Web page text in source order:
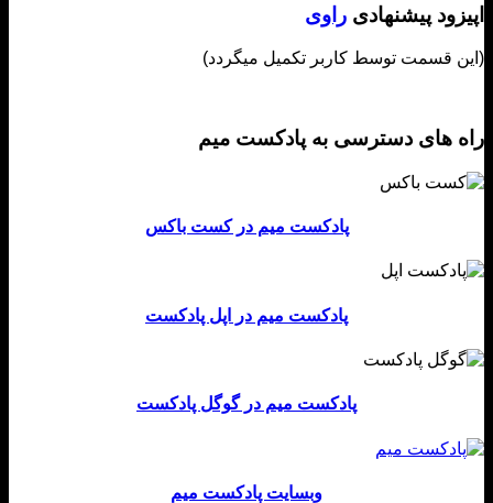
پیشنهادیراوی
قسمت توسط کاربر تکمیل میگردد)
های دسترسی به پادکست میم
پادکست میم در کست باکس
پادکست میم در اپل پادکست
پادکست میم در گوگل پادکست
وبسایت پادکست میم